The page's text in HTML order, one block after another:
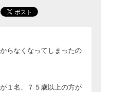
らなくなってしまったの
１名、７５歳以上の方が